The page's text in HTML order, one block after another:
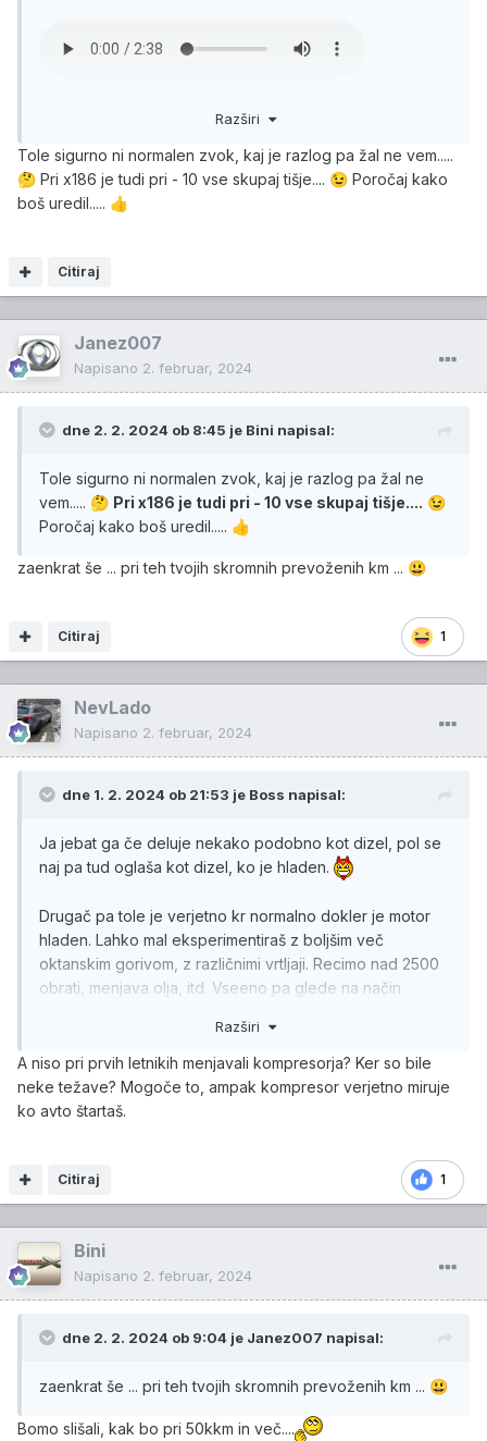
Razširi
Tole sigurno ni normalen zvok, kaj je razlog pa žal ne vem.....
🤔 Pri x186 je tudi pri - 10 vse skupaj tišje.... 😉 Poročaj kako
boš uredil..... 👍
Citiraj
Janez007
Napisano 2. februar, 2024
dne 2. 2. 2024 ob 8:45 je Bini napisal:
Tole sigurno ni normalen zvok, kaj je razlog pa žal ne
vem..... 🤔 Pri x186 je tudi pri - 10 vse skupaj tišje.... 😉
Poročaj kako boš uredil..... 👍
zaenkrat še ... pri teh tvojih skromnih prevoženih km ... 😃
1
Citiraj
NevLado
Napisano 2. februar, 2024
dne 1. 2. 2024 ob 21:53 je Boss napisal:
Ja jebat ga če deluje nekako podobno kot dizel, pol se
naj pa tud oglaša kot dizel, ko je hladen.
Drugač pa tole je verjetno kr normalno dokler je motor
hladen. Lahko mal eksperimentiraš z boljšim več
oktanskim gorivom, z različnimi vrtljaji. Recimo nad 2500
obrati, menjava olja, itd. Vseeno pa glede na način
ker imaš prvo generacijo Skyactive X. Pri drugi so tole
znatno popravili in je komaj slišno, ko se pojavi. Naj ti
ostali lastniki to potrdijo.
Razširi
A niso pri prvih letnikih menjavali kompresorja? Ker so bile
neke težave? Mogoče to, ampak kompresor verjetno miruje
ko avto štartaš.
1
Citiraj
Bini
Napisano 2. februar, 2024
dne 2. 2. 2024 ob 9:04 je Janez007 napisal:
zaenkrat še ... pri teh tvojih skromnih prevoženih km ... 😃
Bomo slišali, kak bo pri 50kkm in več....